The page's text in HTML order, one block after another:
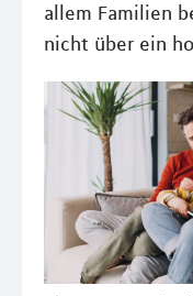
allem Familien
nicht über ein